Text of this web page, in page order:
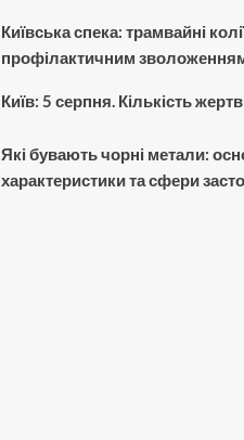
Київська спека: трамвайні
профілактичним
Київ: 5 серпня. Кількість
Які бувають чорні метали:
характеристики та сфери